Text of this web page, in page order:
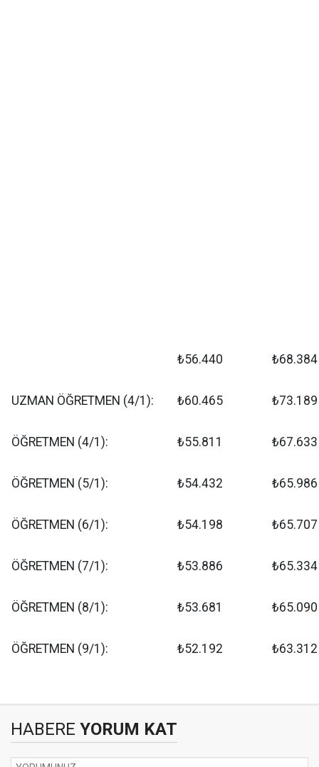
₺56.440 ₺68.384
UZMAN ÖĞRETMEN (4/1): ₺60.465 ₺73.189
ÖĞRETMEN (4/1): ₺55.811 ₺67.633
ÖĞRETMEN (5/1): ₺54.432 ₺65.986
ÖĞRETMEN (6/1): ₺54.198 ₺65.707
ÖĞRETMEN (7/1): ₺53.886 ₺65.334
ÖĞRETMEN (8/1): ₺53.681 ₺65.090
ÖĞRETMEN (9/1): ₺52.192 ₺63.312
HABERE YORUM KAT